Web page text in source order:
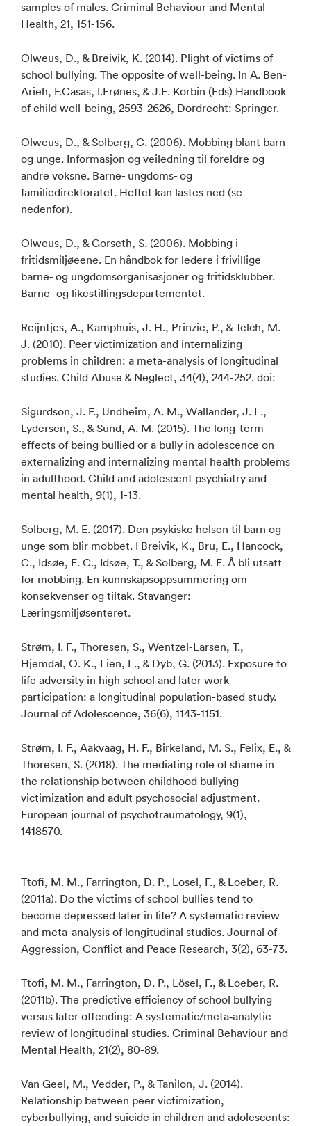
samples of males. Criminal Behaviour and Mental
Health, 21, 151-156.
Olweus, D., & Breivik, K. (2014). Plight of victims of
school bullying. The opposite of well-being. In A. Ben-
Arieh, F.Casas, I.Frønes, & J.E. Korbin (Eds) Handbook
of child well-being, 2593-2626, Dordrecht: Springer.
Olweus, D., & Solberg, C. (2006). Mobbing blant barn
og unge. Informasjon og veiledning til foreldre og
andre voksne. Barne- ungdoms- og
familiedirektoratet. Heftet kan lastes ned (se
nedenfor).
Olweus, D., & Gorseth, S. (2006). Mobbing i
fritidsmiljøeene. En håndbok for ledere i frivillige
barne- og ungdomsorganisasjoner og fritidsklubber.
Barne- og likestillingsdepartementet.
Reijntjes, A., Kamphuis, J. H., Prinzie, P., & Telch, M.
J. (2010). Peer victimization and internalizing
problems in children: a meta-analysis of longitudinal
studies. Child Abuse & Neglect, 34(4), 244-252. doi:
Sigurdson, J. F., Undheim, A. M., Wallander, J. L.,
Lydersen, S., & Sund, A. M. (2015). The long-term
effects of being bullied or a bully in adolescence on
externalizing and internalizing mental health problems
in adulthood. Child and adolescent psychiatry and
mental health, 9(1), 1-13.
Solberg, M. E. (2017). Den psykiske helsen til barn og
unge som blir mobbet. I Breivik, K., Bru, E., Hancock,
C., Idsøe, E. C., Idsøe, T., & Solberg, M. E. Å bli utsatt
for mobbing. En kunnskapsoppsummering om
konsekvenser og tiltak. Stavanger:
Læringsmiljøsenteret.
Strøm, I. F., Thoresen, S., Wentzel-Larsen, T.,
Hjemdal, O. K., Lien, L., & Dyb, G. (2013). Exposure to
life adversity in high school and later work
participation: a longitudinal population-based study.
Journal of Adolescence, 36(6), 1143-1151.
Strøm, I. F., Aakvaag, H. F., Birkeland, M. S., Felix, E., &
Thoresen, S. (2018). The mediating role of shame in
the relationship between childhood bullying
victimization and adult psychosocial adjustment.
European journal of psychotraumatology, 9(1),
1418570.
Ttofi, M. M., Farrington, D. P., Losel, F., & Loeber, R.
(2011a). Do the victims of school bullies tend to
become depressed later in life? A systematic review
and meta-analysis of longitudinal studies. Journal of
Aggression, Conflict and Peace Research, 3(2), 63-73.
Ttofi, M. M., Farrington, D. P., Lösel, F., & Loeber, R.
(2011b). The predictive efficiency of school bullying
versus later offending: A systematic/meta‐analytic
review of longitudinal studies. Criminal Behaviour and
Mental Health, 21(2), 80-89.
Van Geel, M., Vedder, P., & Tanilon, J. (2014).
Relationship between peer victimization,
cyberbullying, and suicide in children and adolescents: